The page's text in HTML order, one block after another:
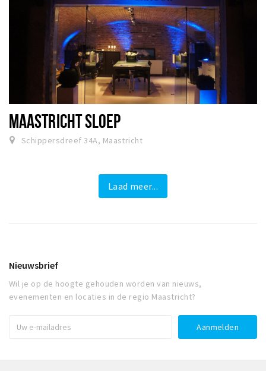
MAASTRICHT SLOEP
Schippersdreef 34A, Maastricht
Laad meer...
Nieuwsbrief
Wil je op de hoogte gehouden worden van nieuws,
evenementen en locaties in de regio Maastricht?